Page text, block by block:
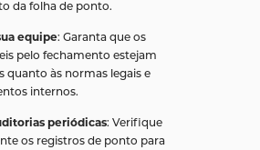
da folha de ponto.
equipe: Garanta que os
pelo fechamento estejam
quanto às normas legais e
internos.
periódicas: Verifique
os registros de ponto para